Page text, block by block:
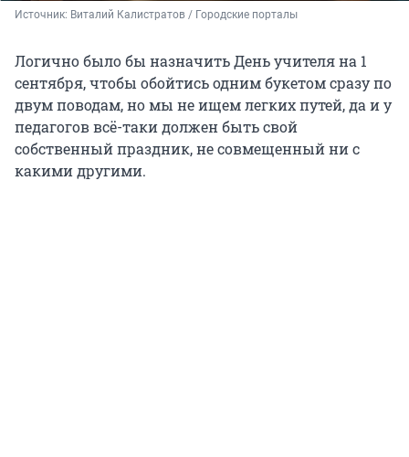
Источник: Виталий Калистратов / Городские порталы
Логично было бы назначить День учителя на 1
сентября, чтобы обойтись одним букетом сразу по
двум поводам, но мы не ищем легких путей, да и у
педагогов всё-таки должен быть свой
собственный праздник, не совмещенный ни с
какими другими.